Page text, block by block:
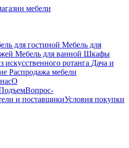
мебели
для гостиной Мебель для
Мебель для ванной Шкафы
искусственного ротанга Дача и
Распродажа мебели
О
Вопрос-
и поставщикиУсловия покупки